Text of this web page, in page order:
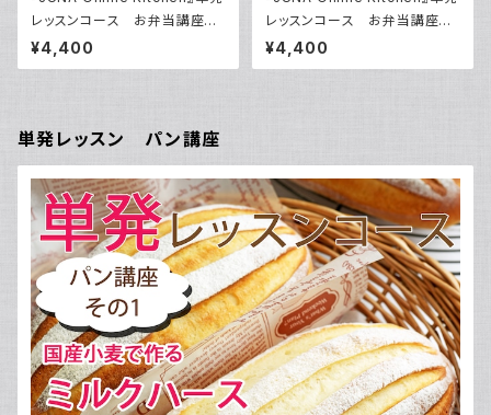
レッスンコース お弁当講座
その2 鶏1枚肉の扱い方をレク
チャー／動画ダウンロード付き！
¥4,400
レッスンコース お弁当講座
その1 ゆで豚3変化で3回分の
お弁当が作れる／動画ダウンロ
¥4,400
単発レッスン パン講座